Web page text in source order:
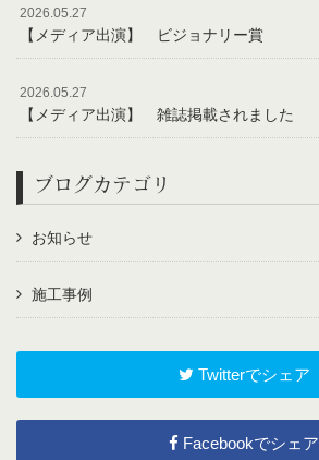
2026.05.27
【メディア出演】 ビジョナリー賞
2026.05.27
【メディア出演】 雑誌掲載されました
ブログカテゴリ
お知らせ
施工事例
Twitterでシェア
Facebookでシェア